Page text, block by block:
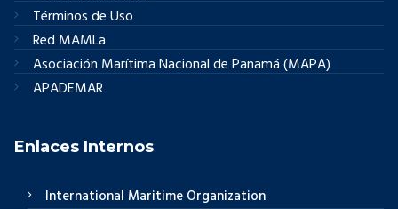
Términos de Uso
Red MAMLa
Asociación Marítima Nacional de Panamá (MAPA)
APADEMAR
Enlaces Internos
International Maritime Organization